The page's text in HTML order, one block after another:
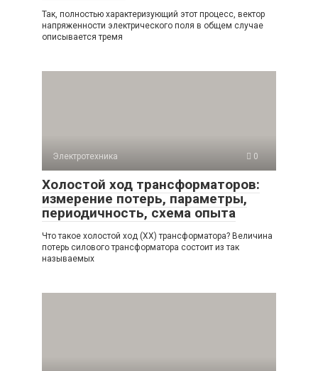
Так, полностью характеризующий этот процесс, вектор
напряженности электрического поля в общем случае
описывается тремя
Электротехника 0
Холостой ход трансформаторов:
измерение потерь, параметры,
периодичность, схема опыта
Что такое холостой ход (ХХ) трансформатора? Величина
потерь силового трансформатора состоит из так
называемых